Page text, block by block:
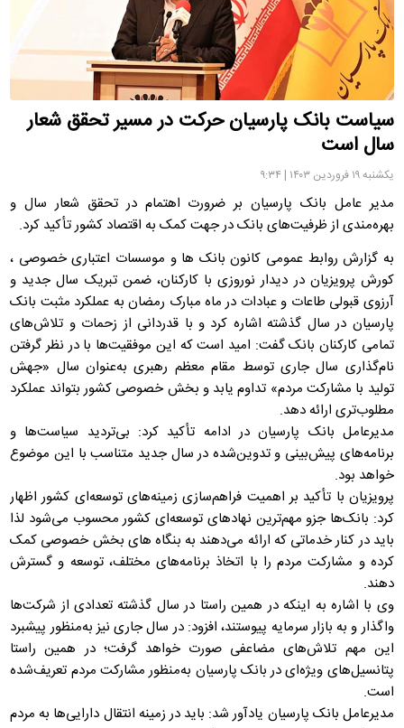
سیاست بانک پارسیان حرکت در مسیر تحقق شعار
سال است
یکشنبه ۱۹ فروردین ۱۴۰۳ | ۹:۳۴
مدیر عامل بانک پارسیان بر ضرورت اهتمام در تحقق شعار سال و
بهره‌مندی از ظرفیت‌های بانک در جهت کمک به اقتصاد کشور تأکید کرد.
به گزارش روابط عمومی کانون بانک ها و موسسات اعتباری خصوصی ،
کورش پرویزیان در دیدار نوروزی با کارکنان، ضمن تبریک سال جدید و
آرزوی قبولی طاعات و عبادات در ماه مبارک رمضان به عملکرد مثبت بانک
پارسیان در سال گذشته اشاره کرد و با قدردانی از زحمات و تلاش‌های
تمامی کارکنان بانک گفت: امید است که این موفقیت‌ها با در نظر گرفتن
نام‌گذاری سال جاری توسط مقام معظم رهبری به‌عنوان سال «جهش
تولید با مشارکت مردم» تداوم یابد و بخش خصوصی کشور بتواند عملکرد
مطلوب‌تری ارائه دهد.
مدیرعامل بانک پارسیان در ادامه تأکید کرد: بی‌تردید سیاست‌ها و
برنامه‌های پیش‌بینی و تدوین‌شده در سال جدید متناسب با این موضوع
خواهد بود.
پرویزیان با تأکید بر اهمیت فراهم‌سازی زمینه‌های توسعه‌ای کشور اظهار
کرد: بانک‌ها جزو مهم‌ترین نهادهای توسعه‌ای کشور محسوب می‌شود لذا
باید در کنار خدماتی که ارائه می‌دهند به بنگاه های بخش خصوصی کمک
کرده و مشارکت مردم را با اتخاذ برنامه‌های مختلف، توسعه و گسترش
دهند.
وی با اشاره به اینکه در همین راستا در سال گذشته تعدادی از شرکت‌ها
واگذار و به بازار سرمایه پیوستند، افزود: در سال جاری نیز به‌منظور پیشبرد
این مهم تلاش‌های مضاعفی صورت خواهد گرفت؛ در همین راستا
پتانسیل‌های ویژه‌ای در بانک پارسیان به‌منظور مشارکت مردم تعریف‌شده
است.
مدیرعامل بانک پارسیان یادآور شد: باید در زمینه انتقال دارایی‌ها به مردم